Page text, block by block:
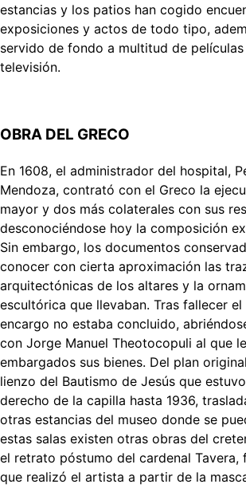
estancias y los patios han cogido
exposiciones y actos de todo tipo,
servido de fondo a multitud de
televisión.
OBRA DEL GRECO
En 1608, el administrador del hospital,
Mendoza, contrató con el Greco la
mayor y dos más colaterales con sus
desconociéndose hoy la composición
Sin embargo, los documentos
conocer con cierta aproximación las
arquitectónicas de los altares y la
escultórica que llevaban. Tras fallecer el
encargo no estaba concluido,
con Jorge Manuel Theotocopuli al que
embargados sus bienes. Del plan
lienzo del Bautismo de Jesús que
derecho de la capilla hasta 1936,
otras estancias del museo donde se
estas salas existen otras obras del
el retrato póstumo del cardenal Tavera,
que realizó el artista a partir de la